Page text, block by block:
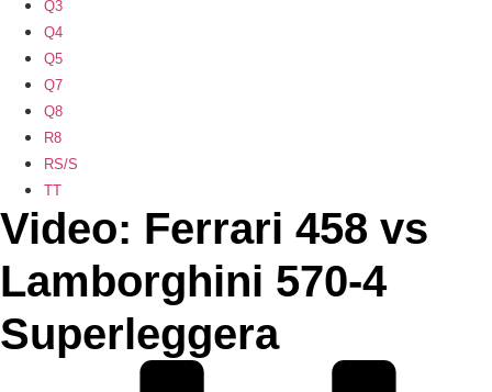
Q3
Q4
Q5
Q7
Q8
R8
RS/S
TT
Video: Ferrari 458 vs
Lamborghini 570-4
Superleggera